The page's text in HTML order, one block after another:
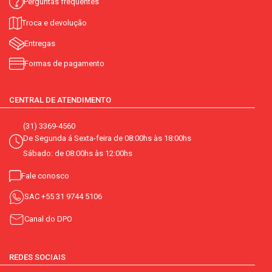
Troca e devolução
Entregas
Formas de pagamento
CENTRAL DE ATENDIMENTO
(31) 3369-4560
De Segunda á Sexta-feira de 08:00hs às 18:00hs
Sábado: de 08:00hs às 12:00hs
Fale conosco
SAC +55 31 9744 5106
Canal do DPO
REDES SOCIAIS